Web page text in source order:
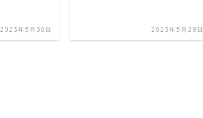
2023年5月30日 2023年5月28日